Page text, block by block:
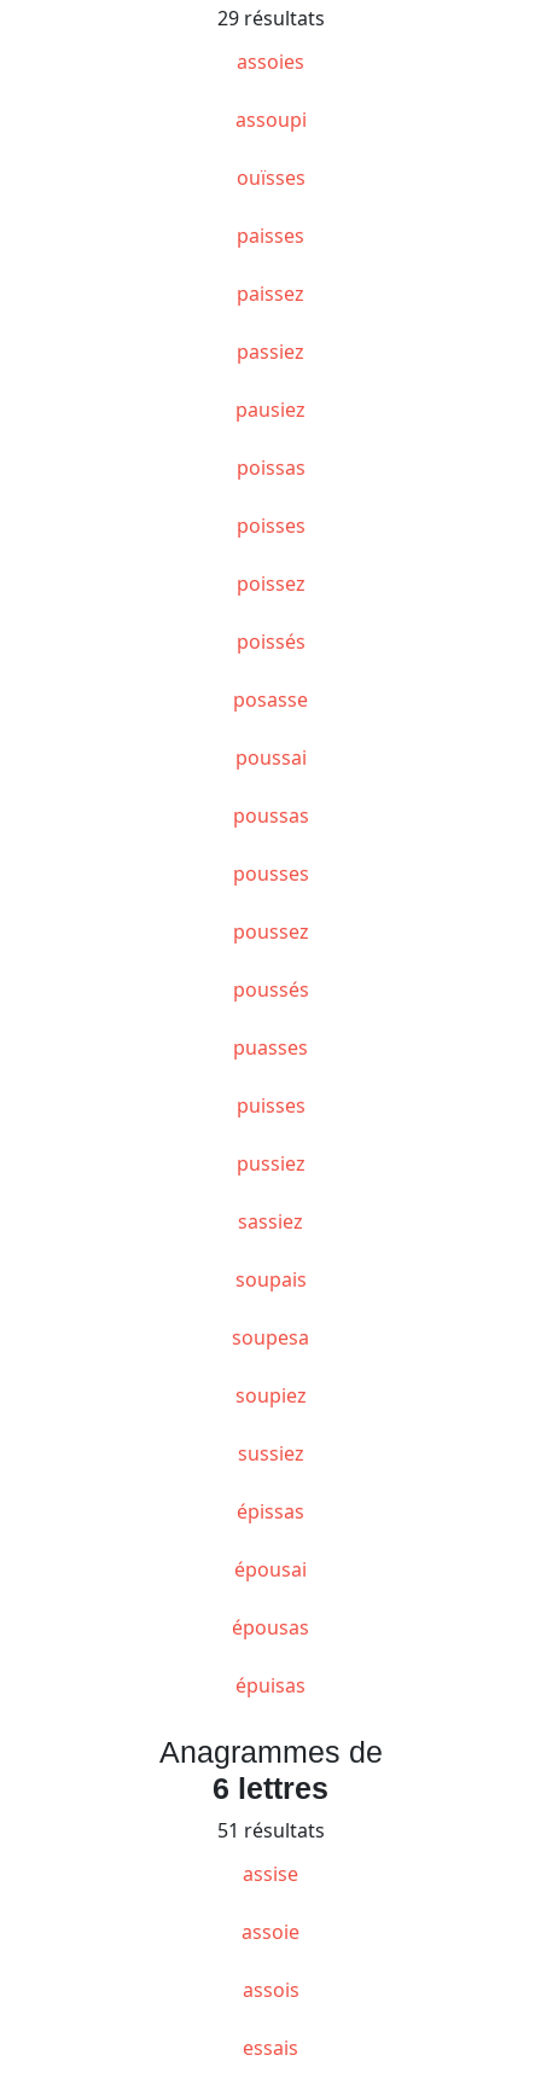
29 résultats
assoies
assoupi
ouïsses
paisses
paissez
passiez
pausiez
poissas
poisses
poissez
poissés
posasse
poussai
poussas
pousses
poussez
poussés
puasses
puisses
pussiez
sassiez
soupais
soupesa
soupiez
sussiez
épissas
épousai
épousas
épuisas
Anagrammes de
6 lettres
51 résultats
assise
assoie
assois
essais